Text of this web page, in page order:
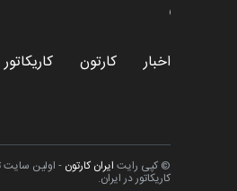
سیاسی
اخبار کارتون کاریکاتور
© کپی رایت ایران کارتون - اولین
کاریکاتور در ایران.